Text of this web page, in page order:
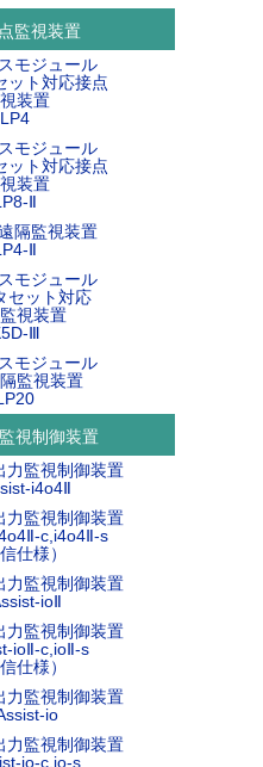
監視装置
モジュール
ット対応接点
装置
モジュール
ット対応接点
装置
Ⅱ
隔監視装置
Ⅱ
モジュール
セット対応
視装置
Ⅲ
モジュール
監視装置
視制御装置
力監視制御装置
i4o4Ⅱ
力監視制御装置
c,i4o4Ⅱ-s
仕様）
力監視制御装置
ioⅡ
力監視制御装置
ioⅡ-c,ioⅡ-s
仕様）
力監視制御装置
io
力監視制御装置
io-c,io-s